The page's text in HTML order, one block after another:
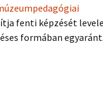
fenti képzését
formában egyaránt.